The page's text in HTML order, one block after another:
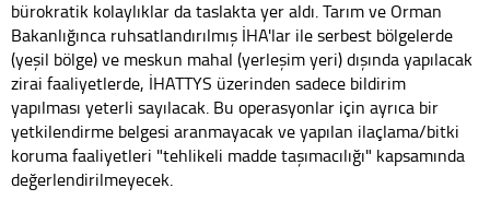
bürokratik kolaylıklar da taslakta yer aldı. Tarım ve Orman
Bakanlığınca ruhsatlandırılmış İHA'lar ile serbest bölgelerde
(yeşil bölge) ve meskun mahal (yerleşim yeri) dışında yapılacak
zirai faaliyetlerde, İHATTYS üzerinden sadece bildirim
yapılması yeterli sayılacak. Bu operasyonlar için ayrıca bir
yetkilendirme belgesi aranmayacak ve yapılan ilaçlama/bitki
koruma faaliyetleri "tehlikeli madde taşımacılığı" kapsamında
değerlendirilmeyecek.